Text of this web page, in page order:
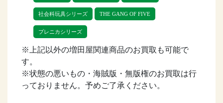
社会科玩具シリーズ THE GANG OF FIVE
プレニカシリーズ
※上記以外の増田屋関連商品のお買取も可能で
す。
※状態の悪いもの・海賊版・無版権のお買取は行
っておりません。予めご了承ください。